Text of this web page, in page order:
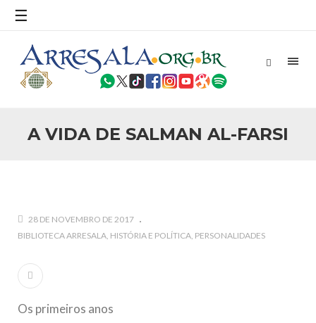
☰
A VIDA DE SALMAN AL-FARSI
Conflito
Por: Ahmed Ismail Introdução O presente artigo resume as
principais considerações do autor sobre os atentados de 11
25 DE SETEMBRO DE 2010
Em nome de Deus, O Clemente, O Misericordioso! O Centro
Islâmico no Brasil parabeniza a nação islâmica pela chegada
no ano novo muçulmano de 1435 Hejrita. Desejamos a
28 DE NOVEMBRO DE 2017
BIBLIOTECA ARRESALA HISTÓRIA E POLÍTICA PERSONALIDADES
Os primeiros anos